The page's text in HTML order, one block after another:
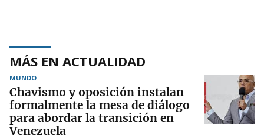
MÁS EN ACTUALIDAD
MUNDO
Chavismo y oposición instalan
formalmente la mesa de diálogo
para abordar la transición en
Venezuela